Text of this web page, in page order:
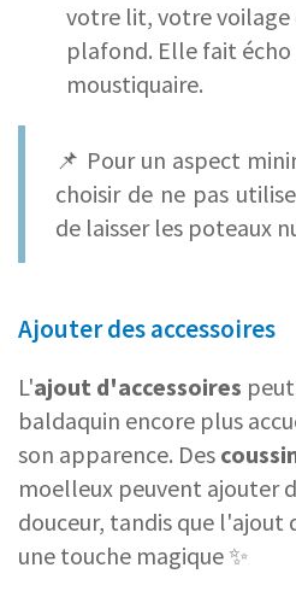
votre lit, votre voilage
plafond. Elle fait écho
moustiquaire.
📌 Pour un aspect
choisir de ne pas
de laisser les poteaux
Ajouter des accessoires
L'ajout d'accessoires
baldaquin encore plus
son apparence. Des
moelleux peuvent ajouter
douceur, tandis que l'ajout
une touche magique ✨